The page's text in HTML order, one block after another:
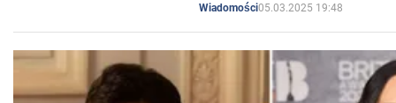
Wiadomości05.03.2025 19:48